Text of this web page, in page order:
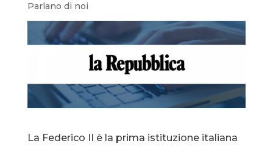
Parlano di noi
La Federico II è la prima istituzione italiana